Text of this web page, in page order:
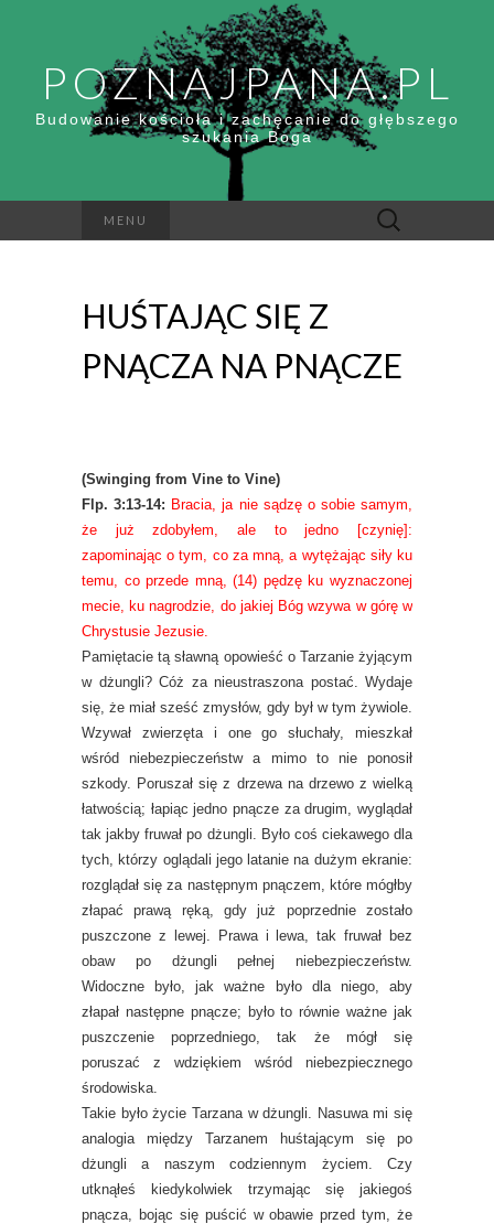
POZNAJPANA.PL
Budowanie kościoła i zachęcanie do głębszego
szukania Boga
MENU Szukaj:
HUŚTAJĄC SIĘ Z
PNĄCZA NA PNĄCZE
(Swinging from Vine to Vine)
Flp. 3:13-14: Bracia, ja nie sądzę o sobie samym,
że już zdobyłem, ale to jedno [czynię]:
zapominając o tym, co za mną, a wytężając siły ku
temu, co przede mną, (14) pędzę ku wyznaczonej
mecie, ku nagrodzie, do jakiej Bóg wzywa w górę w
Chrystusie Jezusie.
Pamiętacie tą sławną opowieść o Tarzanie żyjącym
w dżungli? Cóż za nieustraszona postać. Wydaje
się, że miał sześć zmysłów, gdy był w tym żywiole.
Wzywał zwierzęta i one go słuchały, mieszkał
wśród niebezpieczeństw a mimo to nie ponosił
szkody. Poruszał się z drzewa na drzewo z wielką
łatwością; łapiąc jedno pnącze za drugim, wyglądał
tak jakby fruwał po dżungli. Było coś ciekawego dla
tych, którzy oglądali jego latanie na dużym ekranie:
rozglądał się za następnym pnączem, które mógłby
złapać prawą ręką, gdy już poprzednie zostało
puszczone z lewej. Prawa i lewa, tak fruwał bez
obaw po dżungli pełnej niebezpieczeństw.
Widoczne było, jak ważne było dla niego, aby
złapał następne pnącze; było to równie ważne jak
puszczenie poprzedniego, tak że mógł się
poruszać z wdziękiem wśród niebezpiecznego
środowiska.
Takie było życie Tarzana w dżungli. Nasuwa mi się
analogia między Tarzanem huśtającym się po
dżungli a naszym codziennym życiem. Czy
utknąłeś kiedykolwiek trzymając się jakiegoś
pnącza, bojąc się puścić w obawie przed tym, że